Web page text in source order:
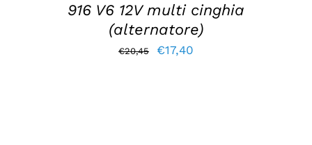
916 V6 12V multi cinghia
(alternatore)
€20,45
Il
€17,40